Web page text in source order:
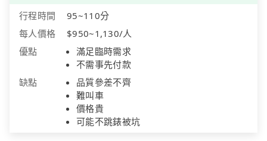
行程時間
95~110分
每人價格
$950~1,130/人
優點
滿足臨時需求
不需事先付款
缺點
品質參差不齊
難叫車
價格貴
可能不跳錶被坑